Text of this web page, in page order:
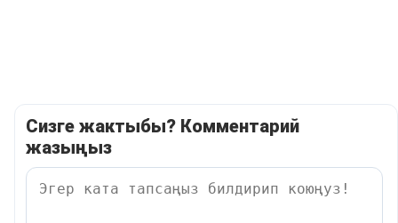
Сизге жактыбы? Комментарий
жазыңыз